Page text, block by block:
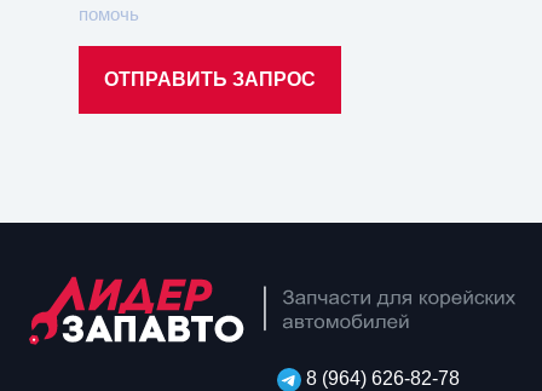
помочь
ОТПРАВИТЬ ЗАПРОС
8 (964) 626-82-78